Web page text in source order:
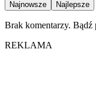
Najnowsze Najlepsze
Brak komentarzy. Bądź
REKLAMA